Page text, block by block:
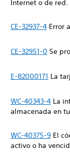
Internet o de red.
CE-32937-4 Error
CE-32951-0 Se
E-82000171 La
WC-40343-4 La
almacenada en
WC-40375-9 El
activo o ha